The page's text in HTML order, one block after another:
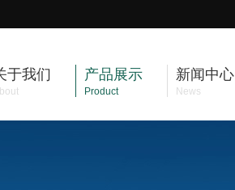
于我们 产品展示
Product
新闻中心
News